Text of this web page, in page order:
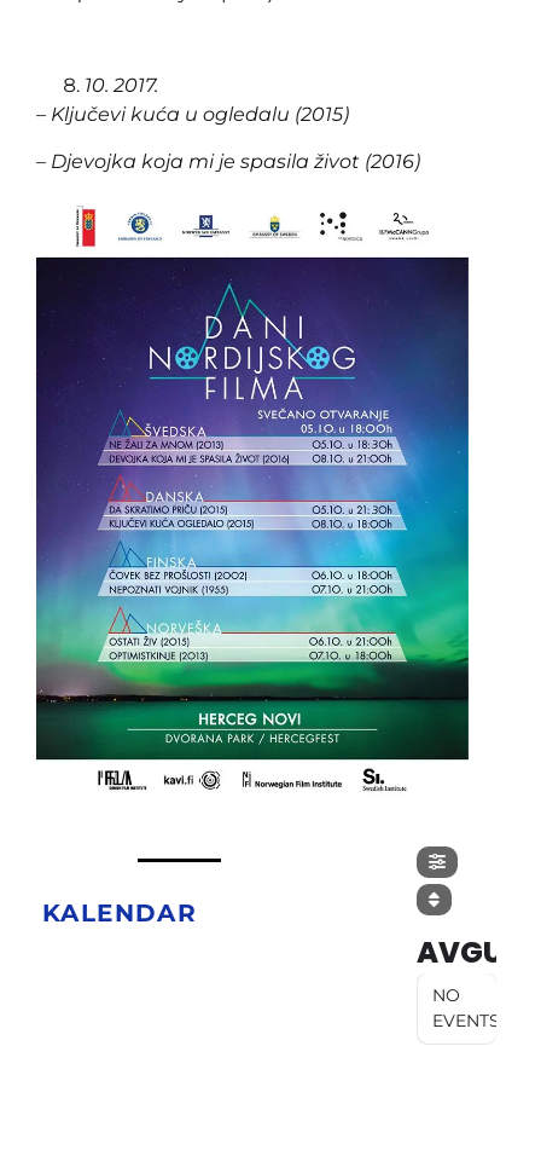
10. 2017.
– Ključevi kuća u ogledalu (2015)
– Djevojka koja mi je spasila život (2016)
KALENDAR
AVGUST
NO
EVENTS